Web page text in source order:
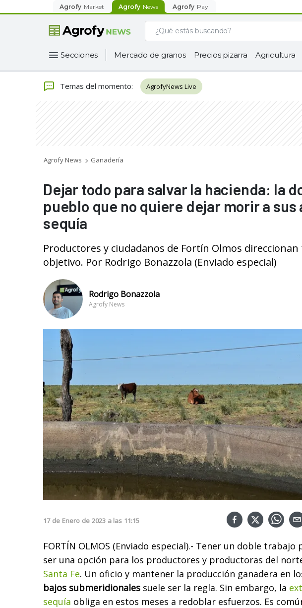
Agrofy Market Agrofy News Agrofy Pay
Secciones Mercado de granos Precios pizarra Agricultura
Temas del momento: AgrofyNews Live
Agrofy News Ganadería
Dejar todo para salvar la hacienda: la
pueblo que no quiere dejar morir a sus
sequía
Productores y ciudadanos de Fortín Olmos
objetivo. Por Rodrigo Bonazzola (Enviado especial)
Rodrigo Bonazzola
Agrofy News
17 de Enero de 2023 a las 11:15
FORTÍN OLMOS (Enviado especial).- Tener un doble trabajo
ser una opción para los productores y productoras del
Santa Fe. Un oficio y mantener la producción ganadera en
bajos submeridionales suele ser la regla. Sin embargo, la
sequía obliga en estos meses a redoblar esfuerzos. Es